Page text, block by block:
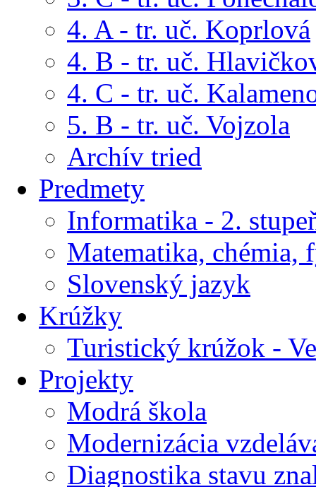
4. A - tr. uč. Koprlová
4. B - tr. uč.
4. C - tr. uč.
5. B - tr. uč. Vojzola
Archív tried
Predmety
Informatika - 2.
Matematika, chémia,
Slovenský jazyk
Krúžky
Turistický krúžok -
Projekty
Modrá škola
Modernizácia
Diagnostika stavu